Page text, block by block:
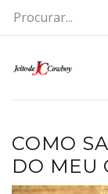
COMO
DO MEU